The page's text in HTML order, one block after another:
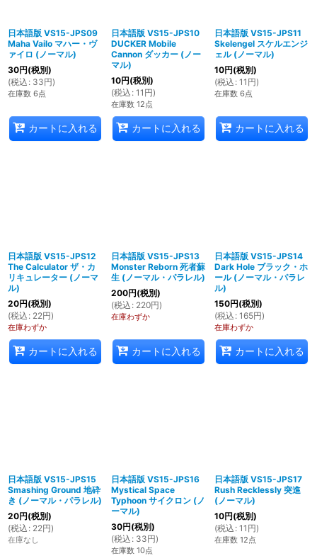
日本語版 VS15-JPS09
Maha Vailo マハー・ヴ
ァイロ (ノーマル)
30円(税別)
(税込 : 33円)
在庫数 6点
カートに入れる
日本語版 VS15-JPS10
DUCKER Mobile
Cannon ダッカー (ノー
マル)
10円(税別)
(税込 : 11 円)
在庫数 12点
カートに入れる
日本語版 VS15-JPS11
Skelengel スケルエンジ
ェル (ノーマル)
10円(税別)
(税込 : 11 円)
在庫数 6点
カートに入れる
日本語版 VS15-JPS12
The Calculator ザ・カ
リキュレーター (ノーマ
ル)
20円(税別)
(税込 : 22円)
在庫わずか
カートに入れる
日本語版 VS15-JPS13
Monster Reborn 死者蘇
生 (ノーマル・パラレル)
200円(税別)
(税込 : 220円)
在庫わずか
カートに入れる
日本語版 VS15-JPS14
Dark Hole ブラック・ホ
ール (ノーマル・パラレ
ル)
150円(税別)
(税込 : 165円)
在庫わずか
カートに入れる
日本語版 VS15-JPS15
Smashing Ground 地砕
き (ノーマル・パラレル)
20円(税別)
(税込 : 22円)
在庫なし
日本語版 VS15-JPS16
Mystical Space
Typhoon サイクロン (ノ
ーマル)
30円(税別)
(税込 : 33円)
在庫数 10点
日本語版 VS15-JPS17
Rush Recklessly 突進
(ノーマル)
10円(税別)
(税込 : 11 円)
在庫数 12点